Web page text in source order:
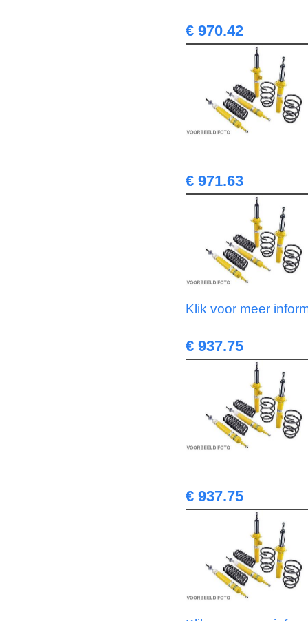
€ 970.42
€ 971.63
Klik voor meer
€ 937.75
€ 937.75